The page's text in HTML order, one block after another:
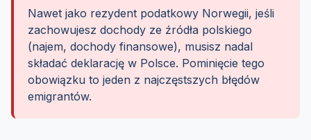
Nawet jako rezydent podatkowy Norwegii, jeśli
zachowujesz dochody ze źródła polskiego
(najem, dochody finansowe), musisz nadal
składać deklarację w Polsce. Pominięcie tego
obowiązku to jeden z najczęstszych błędów
emigrantów.